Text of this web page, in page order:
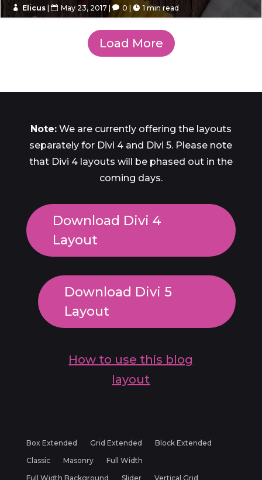
 Elicus  May 23, 2017  0  1 min read
Load More
Note:We are currently offering the layouts
separately for Divi 4 and Divi 5. Please note
that Divi 4 layouts will be phased out in the
coming days.
Download Divi 4
Layout
Download Divi 5
Layout
How to use this blog
layout
Box Extended Grid Extended
Block Extended
Classic
Masonry
Full Width
Full Width Background
Slider Vertical Grid